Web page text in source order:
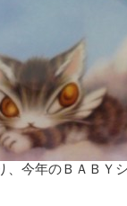
、今年のＢＡＢＹ